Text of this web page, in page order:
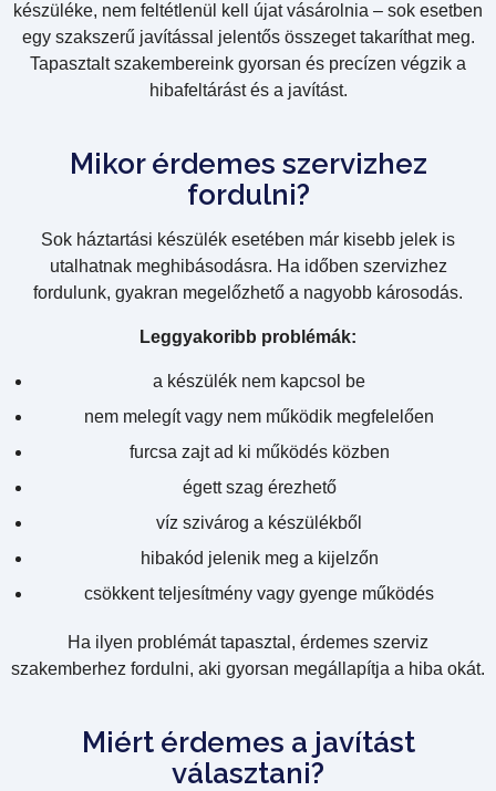
készüléke, nem feltétlenül kell újat vásárolnia – sok esetben
egy szakszerű javítással jelentős összeget takaríthat meg.
Tapasztalt szakembereink gyorsan és precízen végzik a
hibafeltárást és a javítást.
Mikor érdemes szervizhez
fordulni?
Sok háztartási készülék esetében már kisebb jelek is
utalhatnak meghibásodásra. Ha időben szervizhez
fordulunk, gyakran megelőzhető a nagyobb károsodás.
Leggyakoribb problémák:
a készülék nem kapcsol be
nem melegít vagy nem működik megfelelően
furcsa zajt ad ki működés közben
égett szag érezhető
víz szivárog a készülékből
hibakód jelenik meg a kijelzőn
csökkent teljesítmény vagy gyenge működés
Ha ilyen problémát tapasztal, érdemes szerviz
szakemberhez fordulni, aki gyorsan megállapítja a hiba okát.
Miért érdemes a javítást
választani?